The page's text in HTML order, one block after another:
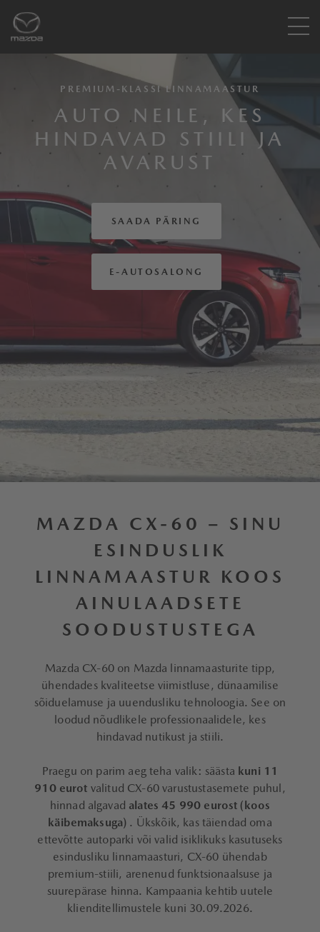
PREMIUM-KLASSI LINNAMAASTUR
AUTO NEILE, KES
HINDAVAD STIILI JA
AVARUST
SAADA PÄRING
E-AUTOSALONG
MAZDA CX-60 – SINU
ESINDUSLIK
LINNAMAASTUR KOOS
AINULAADSETE
SOODUSTUSTEGA
Mazda CX-60 on Mazda linnamaasturite tipp,
ühendades kvaliteetse viimistluse, dünaamilise
sõiduelamuse ja uuendusliku tehnoloogia. See on
loodud nõudlikele professionaalidele, kes
hindavad nutikust ja stiili.
Praegu on parim aeg teha valik: säästa kuni 11
910 eurot valitud CX-60 varustustasemete puhul,
hinnad algavad alates 45 990 eurost (koos
käibemaksuga) . Ükskõik, kas täiendad oma
ettevõtte autoparki või valid isiklikuks kasutuseks
esindusliku linnamaasturi, CX-60 ühendab
premium-stiili, arenenud funktsionaalsuse ja
suurepärase hinna. Kampaania kehtib uutele
klienditellimustele kuni 30.09.2026.